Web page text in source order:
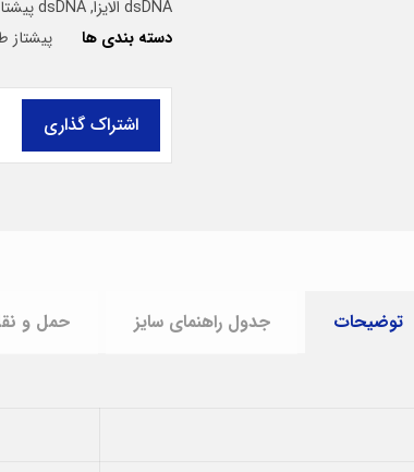
dsDNA الایزا
,dsDNA پیشتاز
دسته بندی ها
توضیحات جدول راهنمای سایز حمل و